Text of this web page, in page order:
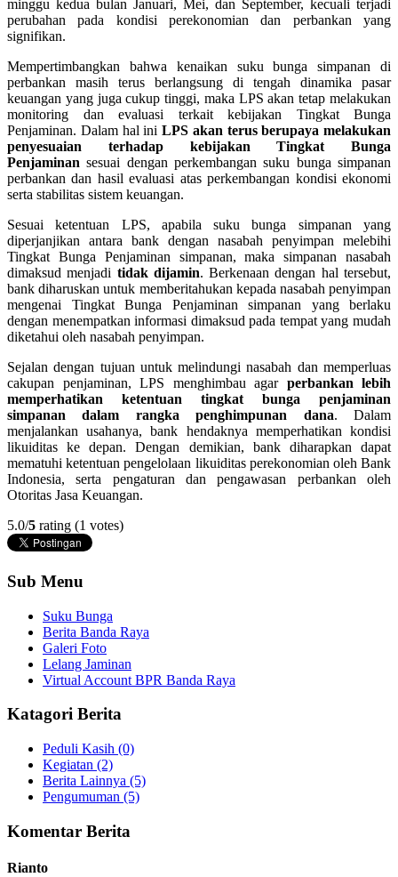
minggu kedua bulan Januari, Mei, dan September, kecuali terjadi
perubahan pada kondisi perekonomian dan perbankan yang
signifikan.
Mempertimbangkan bahwa kenaikan suku bunga simpanan di
perbankan masih terus berlangsung di tengah dinamika pasar
keuangan yang juga cukup tinggi, maka LPS akan tetap melakukan
monitoring dan evaluasi terkait kebijakan Tingkat Bunga
Penjaminan. Dalam hal ini LPS akan terus berupaya melakukan
penyesuaian terhadap kebijakan Tingkat Bunga
Penjaminan sesuai dengan perkembangan suku bunga simpanan
perbankan dan hasil evaluasi atas perkembangan kondisi ekonomi
serta stabilitas sistem keuangan.
Sesuai ketentuan LPS, apabila suku bunga simpanan yang
diperjanjikan antara bank dengan nasabah penyimpan melebihi
Tingkat Bunga Penjaminan simpanan, maka simpanan nasabah
dimaksud menjadi tidak dijamin. Berkenaan dengan hal tersebut,
bank diharuskan untuk memberitahukan kepada nasabah penyimpan
mengenai Tingkat Bunga Penjaminan simpanan yang berlaku
dengan menempatkan informasi dimaksud pada tempat yang mudah
diketahui oleh nasabah penyimpan.
Sejalan dengan tujuan untuk melindungi nasabah dan memperluas
cakupan penjaminan, LPS menghimbau agar perbankan lebih
memperhatikan ketentuan tingkat bunga penjaminan
simpanan dalam rangka penghimpunan dana. Dalam
menjalankan usahanya, bank hendaknya memperhatikan kondisi
likuiditas ke depan. Dengan demikian, bank diharapkan dapat
mematuhi ketentuan pengelolaan likuiditas perekonomian oleh Bank
Indonesia, serta pengaturan dan pengawasan perbankan oleh
Otoritas Jasa Keuangan.
5.0/5 rating (1 votes)
Sub Menu
Suku Bunga
Berita Banda Raya
Galeri Foto
Lelang Jaminan
Virtual Account BPR Banda Raya
Katagori Berita
Peduli Kasih (0)
Kegiatan (2)
Berita Lainnya (5)
Pengumuman (5)
Komentar Berita
Rianto